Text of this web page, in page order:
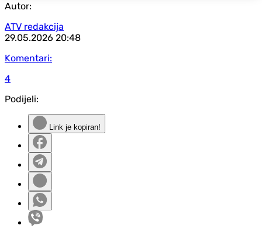
Autor:
ATV redakcija
29.05.2026 20:48
Komentari:
4
Podijeli:
Link je kopiran!